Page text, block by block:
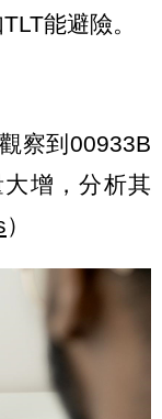
能避險。
察到00933B
增，分析其
）